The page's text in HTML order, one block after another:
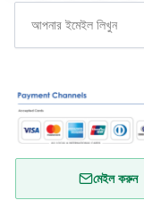
মেইল করুন